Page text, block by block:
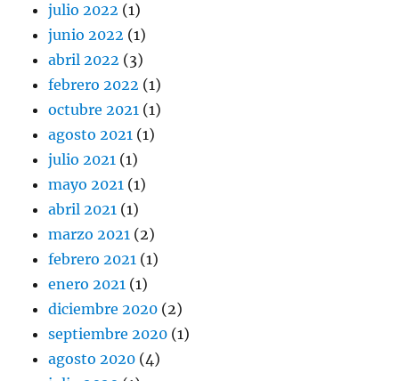
julio 2022 (1)
junio 2022 (1)
abril 2022 (3)
febrero 2022 (1)
octubre 2021 (1)
agosto 2021 (1)
julio 2021 (1)
mayo 2021 (1)
abril 2021 (1)
marzo 2021 (2)
febrero 2021 (1)
enero 2021 (1)
diciembre 2020 (2)
septiembre 2020 (1)
agosto 2020 (4)